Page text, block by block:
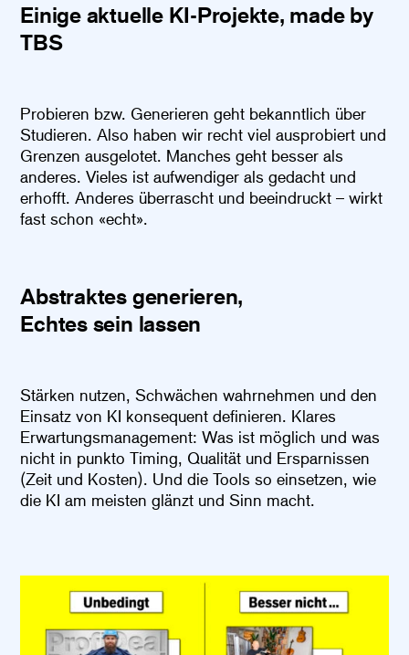
Einige aktuelle KI-Projekte, made by
TBS
Probieren bzw. Generieren geht bekanntlich über
Studieren. Also haben wir recht viel ausprobiert und
Grenzen ausgelotet. Manches geht besser als
anderes. Vieles ist aufwendiger als gedacht und
erhofft. Anderes überrascht und beeindruckt – wirkt
fast schon «echt».
Abstraktes generieren,
Echtes sein lassen
Stärken nutzen, Schwächen wahrnehmen und den
Einsatz von KI konsequent definieren. Klares
Erwartungsmanagement: Was ist möglich und was
nicht in punkto Timing, Qualität und Ersparnissen
(Zeit und Kosten). Und die Tools so einsetzen, wie
die KI am meisten glänzt und Sinn macht.